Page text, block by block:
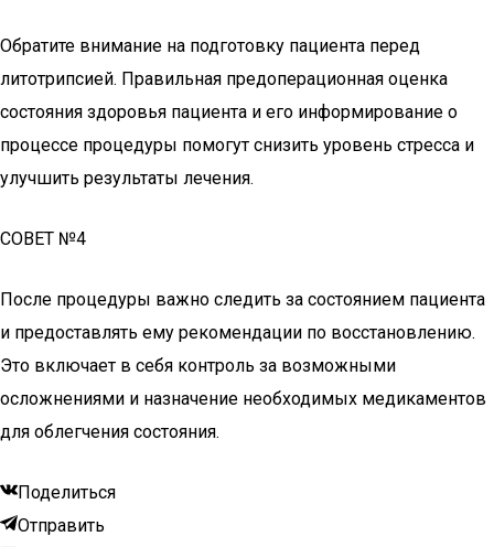
Обратите внимание на подготовку пациента перед
литотрипсией. Правильная предоперационная оценка
состояния здоровья пациента и его информирование о
процессе процедуры помогут снизить уровень стресса и
улучшить результаты лечения.
СОВЕТ №4
После процедуры важно следить за состоянием пациента
и предоставлять ему рекомендации по восстановлению.
Это включает в себя контроль за возможными
осложнениями и назначение необходимых медикаментов
для облегчения состояния.
Поделиться
Отправить